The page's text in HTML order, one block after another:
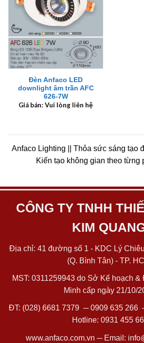
Đèn Anfaco LED
downlight âm trần AFC
626-7W
Giá bán: Vui lòng liên hệ
Anfaco Lighting || Thỏa sức sáng tạo
Kiến tạo không gian theo từng
CÔNG TY TNHH
KIM
Địa chỉ: 41 đường số 1 - KDC Lý
(Q. Bình Tân) - TP.
MST: 0311259943 do Sở Kế hoạch
Minh cấp ngày 21/10/
ĐT: (028) 6681 7379 ─0909 635 266
Hotline: 0931 455
www.anfaco.com.vn ─ Email: